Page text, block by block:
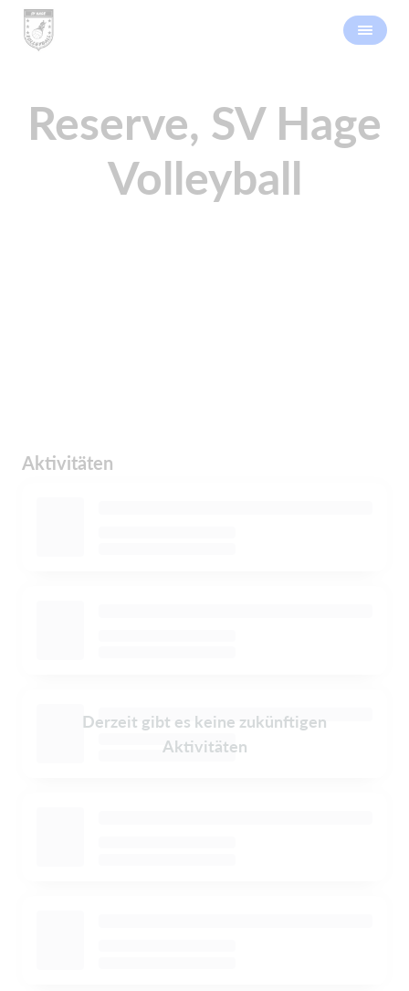
Reserve, SV Hage
Volleyball
Aktivitäten
Derzeit gibt es keine zukünftigen
Aktivitäten